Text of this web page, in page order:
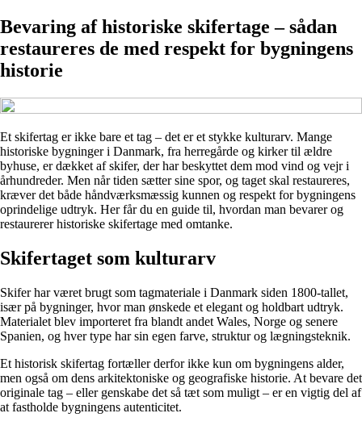
Bevaring af historiske skifertage – sådan
restaureres de med respekt for bygningens
historie
Et skifertag er ikke bare et tag – det er et stykke kulturarv. Mange
historiske bygninger i Danmark, fra herregårde og kirker til ældre
byhuse, er dækket af skifer, der har beskyttet dem mod vind og vejr i
århundreder. Men når tiden sætter sine spor, og taget skal restaureres,
kræver det både håndværksmæssig kunnen og respekt for bygningens
oprindelige udtryk. Her får du en guide til, hvordan man bevarer og
restaurerer historiske skifertage med omtanke.
Skifertaget som kulturarv
Skifer har været brugt som tagmateriale i Danmark siden 1800-tallet,
især på bygninger, hvor man ønskede et elegant og holdbart udtryk.
Materialet blev importeret fra blandt andet Wales, Norge og senere
Spanien, og hver type har sin egen farve, struktur og lægningsteknik.
Et historisk skifertag fortæller derfor ikke kun om bygningens alder,
men også om dens arkitektoniske og geografiske historie. At bevare det
originale tag – eller genskabe det så tæt som muligt – er en vigtig del af
at fastholde bygningens autenticitet.